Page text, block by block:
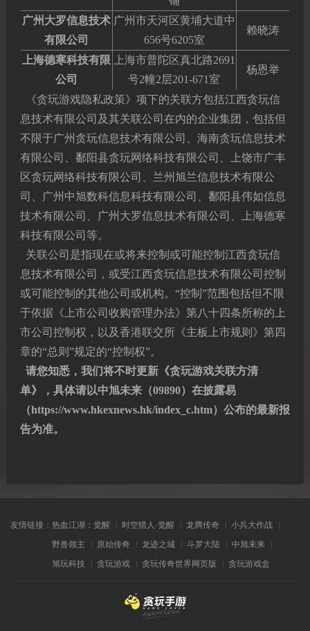
广州大罗信息技术
有限公司
广州市天河区黄埔大道中
656号6205室
赖晓涛
上海德寒科技有限
公司
上海市普陀区真北路2691
号2幢2层201-671室
杨恩举
《贪玩游戏隐私政策》项下的关联方包括江西贪玩信
息技术有限公司及其关联公司在内的企业集团，包括但
不限于广州贪玩信息技术有限公司、海南贪玩信息技术
有限公司、鄱阳县贪玩网络科技有限公司、上饶市广丰
区贪玩网络科技有限公司、兰州旭兰信息技术有限公
司、广州中旭数科信息科技有限公司、鄱阳县伟如信息
技术有限公司、广州大罗信息技术有限公司、上海德寒
科技有限公司等。
关联公司是指现在或将来控制或可能控制江西贪玩信
息技术有限公司，或受江西贪玩信息技术有限公司控制
或可能控制的其他公司或机构。“控制”范围包括但不限
于依据《上市公司收购管理办法》第八十四条所称的上
市公司控制权，以及香港联交所《主板上市规则》第四
章的“总则”规定的“控制权”。
请您知悉，我们将不时更新《贪玩游戏关联方清
单》，具体请以中旭未来（09890）在披露易
（https://www.hkexnews.hk/index_c.htm）公布的最新报
告为准。
友情链接： 热血江湖：觉醒 时空猎人·觉醒 龙腾传奇
小兵大作战
野兽领主
原始传奇 龙迹之城 斗罗大陆
中旭未来
旭玩科技
贪玩游戏 贪玩传奇世界网页版 贪玩游戏盒